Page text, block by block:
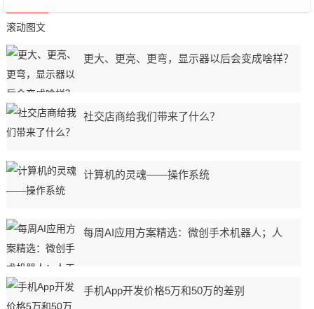
滚动图文
更大、更亮、更弯，显示器以后会变成啥样？
社交店商给我们带来了什么？
计算机的灵魂——操作系统
每周AI应用方案精选：微创手术机器人；人
手机App开发价格5万和50万的差别